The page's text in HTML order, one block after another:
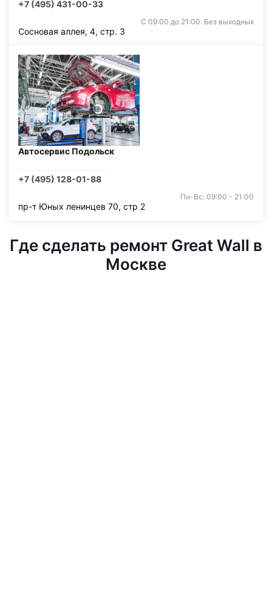
+7 (495) 431-00-33
С 09:00 до 21:00. Без выходных
Сосновая аллея, 4, стр. 3
Автосервис Подольск
+7 (495) 128-01-88
Пн-Вс: 09:00 - 21:00
пр-т Юных ленинцев 70, стр 2
Где сделать ремонт Great Wall в
Москве